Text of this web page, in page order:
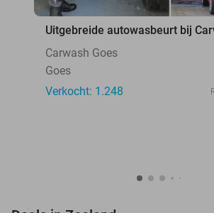
Uitgebreide autowasbeurt bij
Carwash Goes
Goes
Verkocht: 1.248